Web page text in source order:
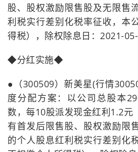
股、股权激励限售股及无限售
利税实行差别化税率征收，本
得税），除权除息日：2021-
◆分红实施◆
●（300509）新美星(行情
度分配方案：以公司总股本
数，每10股派发现金红利1.2元
有首发后限售股、股权激励限
的个人股息红利税实行差别化